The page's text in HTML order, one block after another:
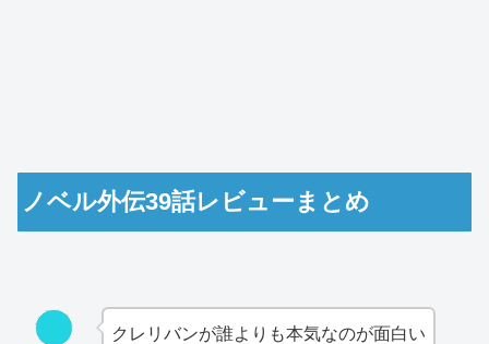
ノベル外伝39話レビューまとめ
クレリバンが誰よりも本気なのが面白い